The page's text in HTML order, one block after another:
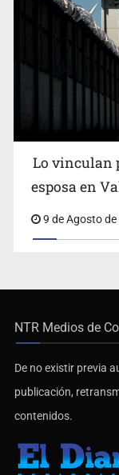
Lo vinculan
esposa en
9 de Agosto
NTR Medios de
De no existir previa
publicación,
contenidos.